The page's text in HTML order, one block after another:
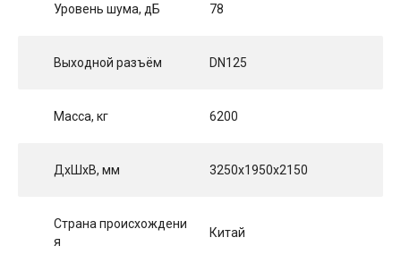
Уровень шума, дБ 78
Выходной разъём DN125
Масса, кг 6200
ДхШхВ, мм 3250x1950x2150
Страна происхождени
я
Китай